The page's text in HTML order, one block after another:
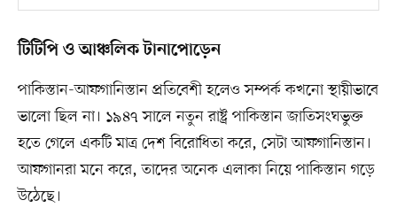
টিটিপি ও আঞ্চলিক টানাপোড়েন
পাকিস্তান-আফগানিস্তান প্রতিবেশী হলেও সম্পর্ক কখনো স্থায়ীভাবে
ভালো ছিল না। ১৯৪৭ সালে নতুন রাষ্ট্র পাকিস্তান জাতিসংঘভুক্ত
হতে গেলে একটি মাত্র দেশ বিরোধিতা করে, সেটা আফগানিস্তান।
আফগানরা মনে করে, তাদের অনেক এলাকা নিয়ে পাকিস্তান গড়ে
উঠেছে।